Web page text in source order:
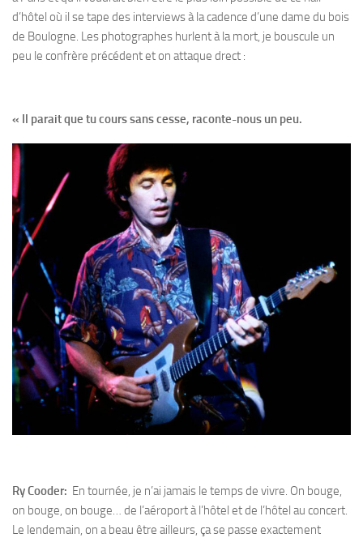
d’hôtel où il se tape des interviews à la cadence d’une dame du bois
de Boulogne. Les photographes hurlent à la mort, je bouscule un
peu le confrère précédent et on attaque drect :
« Il parait que tu cours sans cesse, raconte-nous un peu.
Ry Cooder: En tournée, je n’ai jamais le temps de vivre. On bouge,
on bouge, on bouge… de l’aéroport à l’hôtel et de l’hôtel au concert.
Le lendemain, on a beau être ailleurs, ça se passe exactement